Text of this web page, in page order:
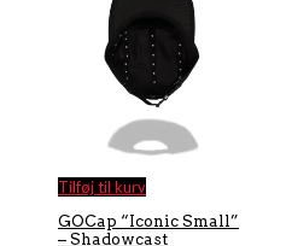
Tilføj til kurv
GOCap “Iconic Small”
– Shadowcast